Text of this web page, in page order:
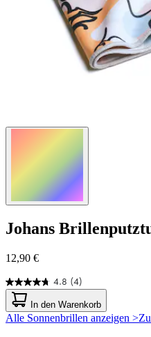
Johans
12,90 €
4.8 (4)
4.8
von
5
Sternen.
In den Warenkorb
Alle Sonnenbrillen anzeigen >